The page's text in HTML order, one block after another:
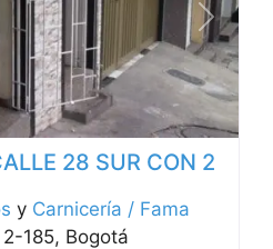
28 SUR CON 2
y Carnicería / Fama
2-185, Bogotá